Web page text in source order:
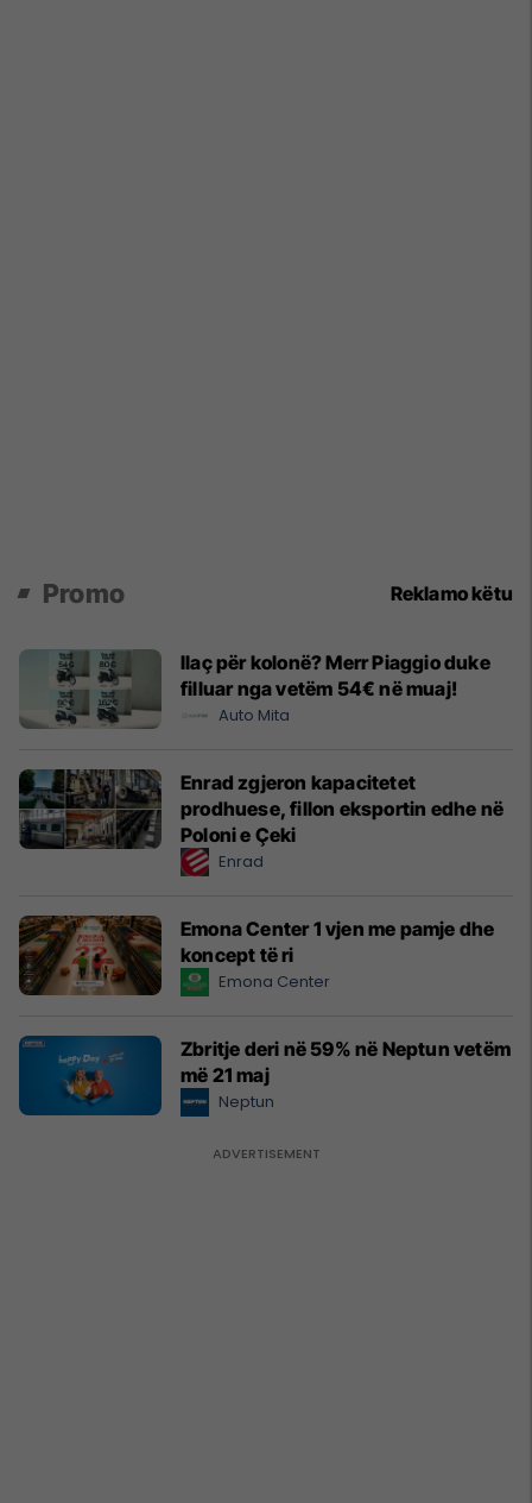
Promo Reklamo këtu
Ilaç për kolonë? Merr Piaggio duke
filluar nga vetëm 54€ në muaj!
Auto Mita
Enrad zgjeron kapacitetet
prodhuese, fillon eksportin edhe në
Poloni e Çeki
Enrad
Emona Center 1 vjen me pamje dhe
koncept të ri
Emona Center
Zbritje deri në 59% në Neptun vetëm
më 21 maj
Neptun